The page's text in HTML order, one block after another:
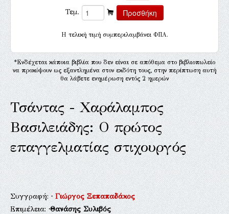
Τεμ.
H τελική τιμή συμπεριλαμβάνει ΦΠΑ.
*Ενδέχεται κάποια βιβλία που δεν είναι σε απόθεμα στο βιβλιοπωλείο
να προκύψουν ως εξαντλημένα στον εκδότη τους, στην περίπτωση αυτή
θα λάβετε ενημέρωση εντός 2 ημερών
Τσάντας - Χαράλαμπος
Βασιλειάδης: Ο πρώτος
επαγγελματίας στιχουργός
Συγγραφή:·Γιώργος Ξεπαπαδάκος
Επιμέλεια:·Θανάσης Συλιβός